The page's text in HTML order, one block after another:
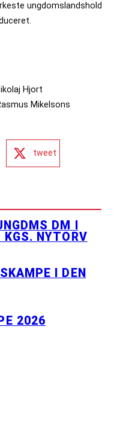
ungdomslandshold
Hjort
Mikelsons
tweet
DM I
KGS. NYTORV
I DEN
2026